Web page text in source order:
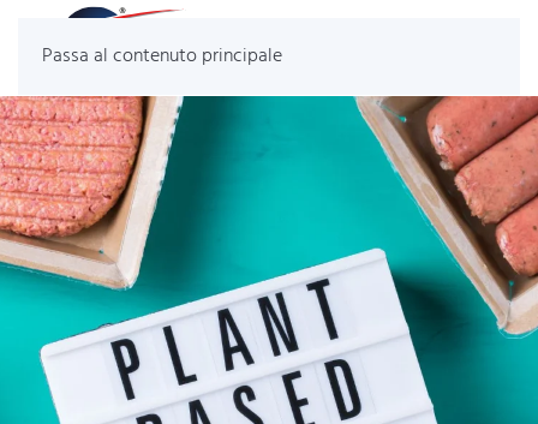
Passa al contenuto principale